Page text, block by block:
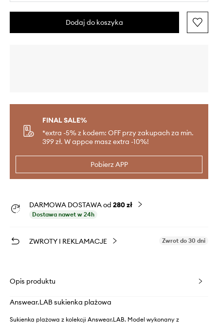
Dodaj do koszyka
FINAL SALE%
*extra -5% z kodem: OFF przy zakupach za min.
399 zł. W appce masz extra -10%!
Pobierz APP
DARMOWA DOSTAWA od 280 zł
Dostawa nawet w 24h
ZWROTY I REKLAMACJE Zwrot do 30 dni
Opis produktu
Answear.LAB sukienka plażowa
Sukienka plażowa z kolekcji Answear.LAB. Model wykonany z